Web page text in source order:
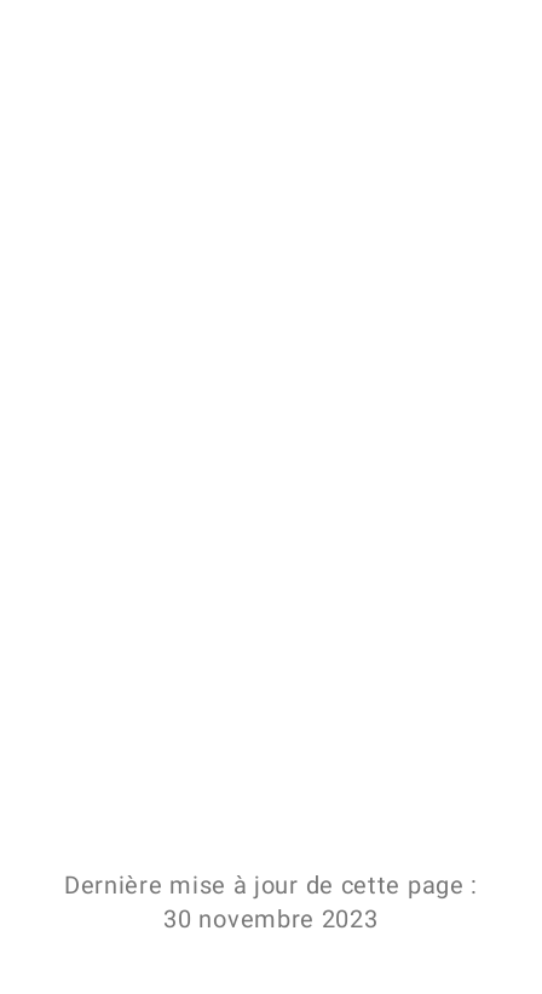
Dernière mise à jour de cette page :
30 novembre 2023